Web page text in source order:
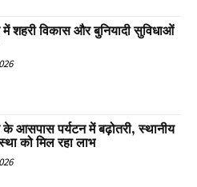
में शहरी विकास और बुनियादी सुविधाओं
के आसपास पर्यटन में बढ़ोतरी, स्थानीय
को मिल रहा लाभ